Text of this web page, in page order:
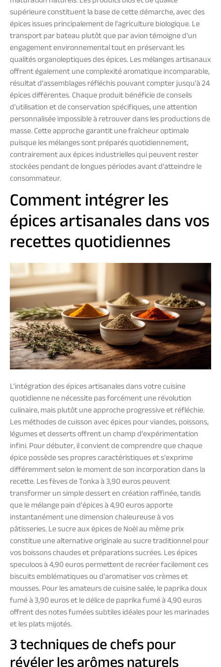
supérieure constituent la base de cette démarche, avec des
épices issues principalement de l'agriculture biologique. Le
transport par bateau plutôt que par avion témoigne d'un
engagement environnemental tout en préservant les
qualités organoleptiques des épices. Les mélanges artisanaux
offrent également une complexité aromatique incomparable,
résultat d'assemblages réfléchis pouvant compter jusqu'à 24
épices différentes. Chaque produit bénéficie de conseils
d'utilisation et de conservation spécifiques, une attention
personnalisée impossible à retrouver dans les productions de
masse. Cette approche garantit une fraîcheur optimale
puisque les mélanges sont préparés quotidiennement,
contrairement aux épices industrielles qui peuvent rester
stockées pendant de longues périodes avant d'atteindre le
consommateur.
Comment intégrer les
épices artisanales dans vos
recettes quotidiennes
L'intégration des épices artisanales dans votre cuisine
quotidienne ne nécessite pas forcément une révolution
culinaire, mais plutôt une approche progressive et réfléchie.
Les méthodes de cuisson avec épices pour viandes, poissons,
légumes et desserts offrent un champ d'expérimentation
infini. Pour débuter, il convient de comprendre que chaque
épice possède ses propres caractéristiques et s'exprime
différemment selon le moment de son incorporation dans la
recette. Les fèves de Tonka à 3,90 euros peuvent
transformer un simple dessert en création raffinée, tandis
que le mélange pain d'épices à 4,90 euros apporte
instantanément une dimension chaleureuse à vos
pâtisseries. Le sucre aux épices de Noël au même prix
constitue une alternative originale au sucre traditionnel pour
vos boissons chaudes et préparations sucrées. Les épices
speculoos à 4,90 euros permettent de recréer facilement ces
biscuits emblématiques ou d'aromatiser vos crèmes et
mousses. Pour les amateurs de cuisine salée, le paprika doux
fumé à 3,90 euros et le délice de paprika fumé à 4,90 euros
offrent des notes fumées subtiles idéales pour les marinades
et les plats mijotés.
3 techniques de chefs pour